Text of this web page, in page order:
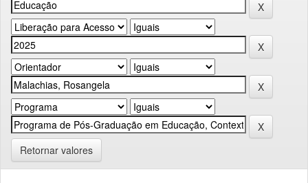
Retornar valores